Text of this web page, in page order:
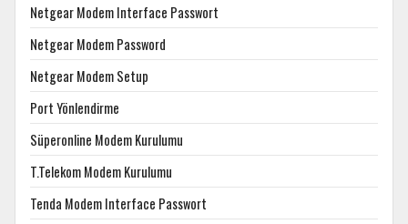
Netgear Modem Interface Passwort
Netgear Modem Password
Netgear Modem Setup
Port Yönlendirme
Süperonline Modem Kurulumu
T.Telekom Modem Kurulumu
Tenda Modem Interface Passwort